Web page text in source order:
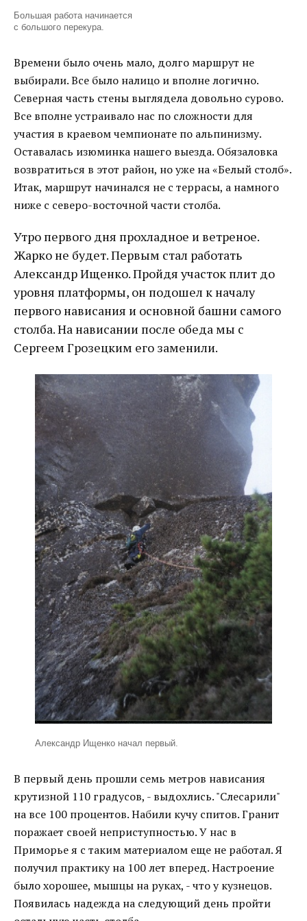
Большая работа начинается
с большого перекура.
Времени было очень мало, долго маршрут не
выбирали. Все было налицо и вполне логично.
Северная часть стены выглядела довольно сурово.
Все вполне устраивало нас по сложности для
участия в краевом чемпионате по альпинизму.
Оставалась изюминка нашего выезда. Обязаловка
возвратиться в этот район, но уже на «Белый столб».
Итак, маршрут начинался не с террасы, а намного
ниже с северо-восточной части столба.
Утро первого дня прохладное и ветреное.
Жарко не будет. Первым стал работать
Александр Ищенко. Пройдя участок плит до
уровня платформы, он подошел к началу
первого нависания и основной башни самого
столба. На нависании после обеда мы с
Сергеем Грозецким его заменили.
Александр Ищенко начал первый.
В первый день прошли семь метров нависания
крутизной 110 градусов, - выдохлись. "Слесарили"
на все 100 процентов. Набили кучу спитов. Гранит
поражает своей неприступностью. У нас в
Приморье я с таким материалом еще не работал. Я
получил практику на 100 лет вперед. Настроение
было хорошее, мышцы на руках, - что у кузнецов.
Появилась надежда на следующий день пройти